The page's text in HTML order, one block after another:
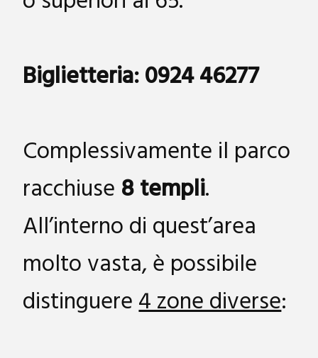
Biglietteria: 0924 46277
Complessivamente il parco
racchiuse 8 templi.
All’interno di quest’area
molto vasta, è possibile
distinguere4 zone diverse: